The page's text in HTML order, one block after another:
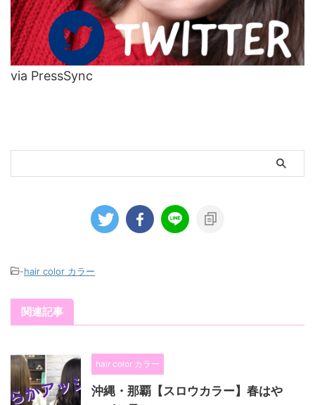
via PressSync
-hair color カラー
関連記事
hair color カラー
沖縄・那覇【スロウカラー】春はや